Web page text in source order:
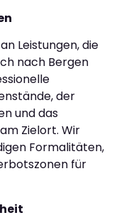
Leistungen, die
nach Bergen
der
und das
Zielort. Wir
Formalitäten,
für